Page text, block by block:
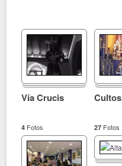
Vía Crucis
4 Fotos
Cultos
27 Fotos